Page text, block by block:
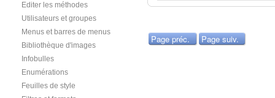
Editer les méthodes
Utilisateurs et groupes
Menus et barres de menus
Bibliothèque d'images
Infobulles
Enumérations
Feuilles de style
Page préc. Page suiv.